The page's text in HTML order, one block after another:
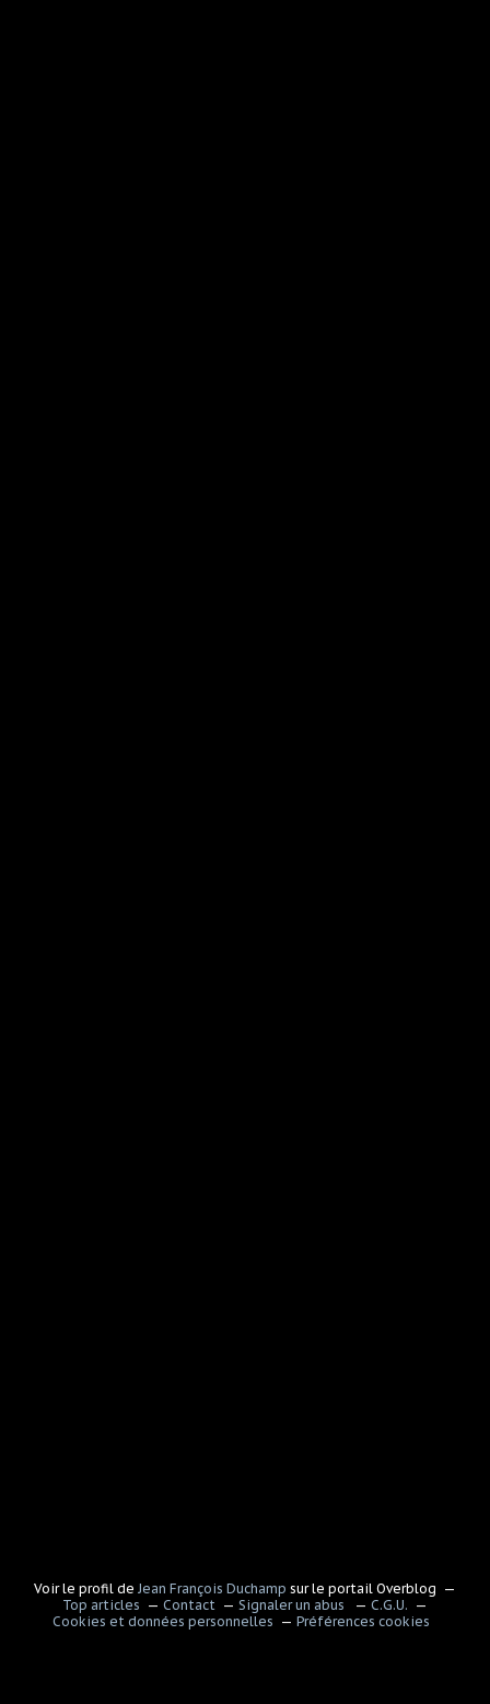
Voir le profil de Jean François Duchamp sur le portail Overblog
Top articles
Contact Signaler un abus
C.G.U.
Cookies et données personnelles
Préférences cookies